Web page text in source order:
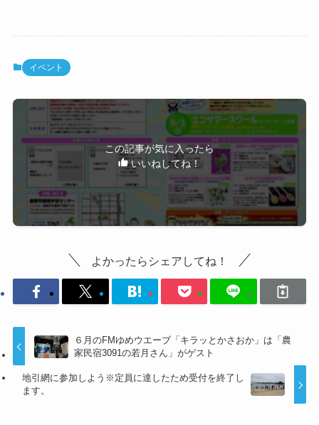
イベント
この記事が気に入ったら
いいねしてね！
よかったらシェアしてね！
６月のFMゆめウエーブ「キラッとかさおか」は「農
家民宿3091の若月さん」がゲスト
地引網に参加しよう※定員に達したため受付を終了し
ます。